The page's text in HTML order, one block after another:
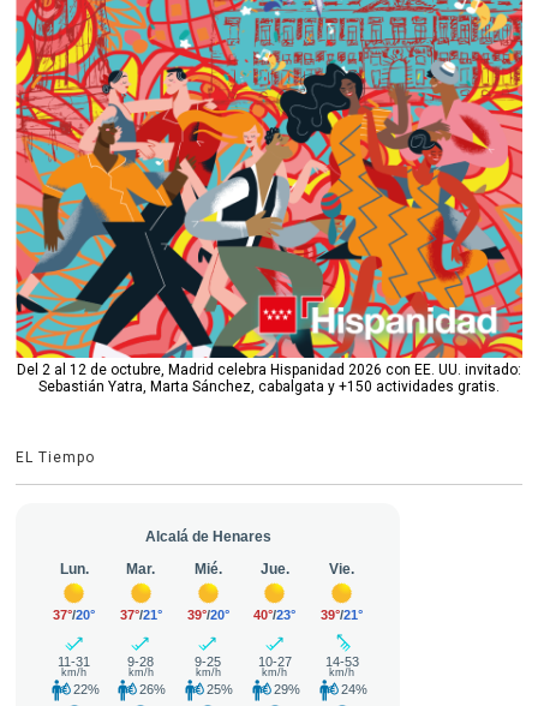
Del 2 al 12 de octubre, Madrid celebra Hispanidad 2026 con EE. UU. invitado:
Sebastián Yatra, Marta Sánchez, cabalgata y +150 actividades gratis.
EL Tiempo